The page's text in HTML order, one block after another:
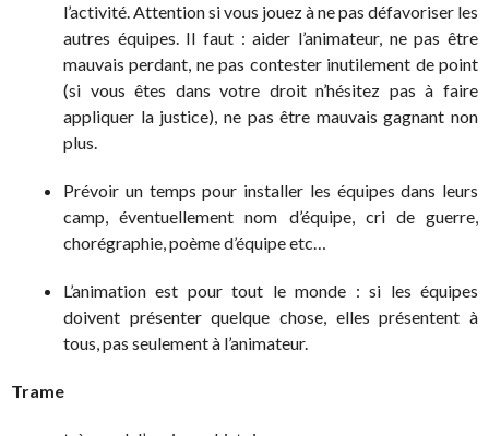
l’activité. Attention si vous jouez à ne pas défavoriser les
autres équipes. Il faut : aider l’animateur, ne pas être
mauvais perdant, ne pas contester inutilement de point
(si vous êtes dans votre droit n’hésitez pas à faire
appliquer la justice), ne pas être mauvais gagnant non
plus.
Prévoir un temps pour installer les équipes dans leurs
camp, éventuellement nom d’équipe, cri de guerre,
chorégraphie, poème d’équipe etc…
L’animation est pour tout le monde : si les équipes
doivent présenter quelque chose, elles présentent à
tous, pas seulement à l’animateur.
Trame